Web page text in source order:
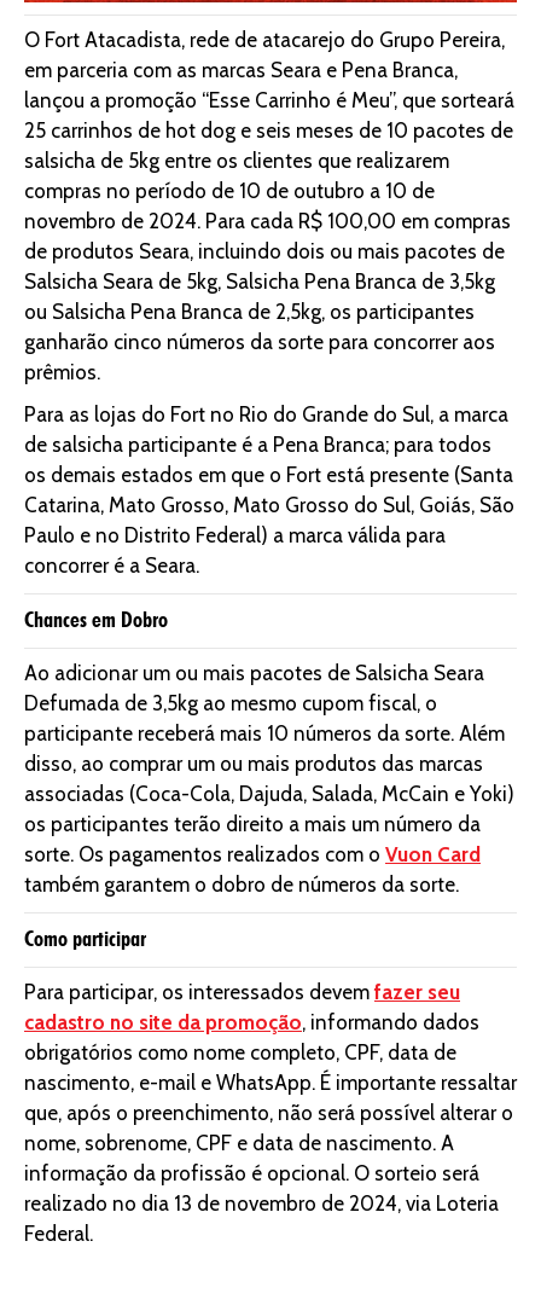
O Fort Atacadista, rede de atacarejo do Grupo Pereira,
em parceria com as marcas Seara e Pena Branca,
lançou a promoção “Esse Carrinho é Meu”, que sorteará
25 carrinhos de hot dog e seis meses de 10 pacotes de
salsicha de 5kg entre os clientes que realizarem
compras no período de 10 de outubro a 10 de
novembro de 2024. Para cada R$ 100,00 em compras
de produtos Seara, incluindo dois ou mais pacotes de
Salsicha Seara de 5kg, Salsicha Pena Branca de 3,5kg
ou Salsicha Pena Branca de 2,5kg, os participantes
ganharão cinco números da sorte para concorrer aos
prêmios.
Para as lojas do Fort no Rio do Grande do Sul, a marca
de salsicha participante é a Pena Branca; para todos
os demais estados em que o Fort está presente (Santa
Catarina, Mato Grosso, Mato Grosso do Sul, Goiás, São
Paulo e no Distrito Federal) a marca válida para
concorrer é a Seara.
Chances em Dobro
Ao adicionar um ou mais pacotes de Salsicha Seara
Defumada de 3,5kg ao mesmo cupom fiscal, o
participante receberá mais 10 números da sorte. Além
disso, ao comprar um ou mais produtos das marcas
associadas (Coca-Cola, Dajuda, Salada, McCain e Yoki)
os participantes terão direito a mais um número da
sorte. Os pagamentos realizados com o Vuon Card
também garantem o dobro de números da sorte.
Como participar
Para participar, os interessados devemfazer seu
cadastro no site da promoção, informando dados
obrigatórios como nome completo, CPF, data de
nascimento, e-mail e WhatsApp. É importante ressaltar
que, após o preenchimento, não será possível alterar o
nome, sobrenome, CPF e data de nascimento. A
informação da profissão é opcional. O sorteio será
realizado no dia 13 de novembro de 2024, via Loteria
Federal.